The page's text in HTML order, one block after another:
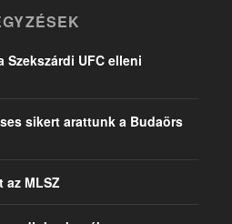
UFC elleni
sikert arattunk a Budaörs
MLSZ